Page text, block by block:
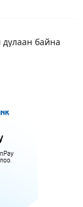
байна